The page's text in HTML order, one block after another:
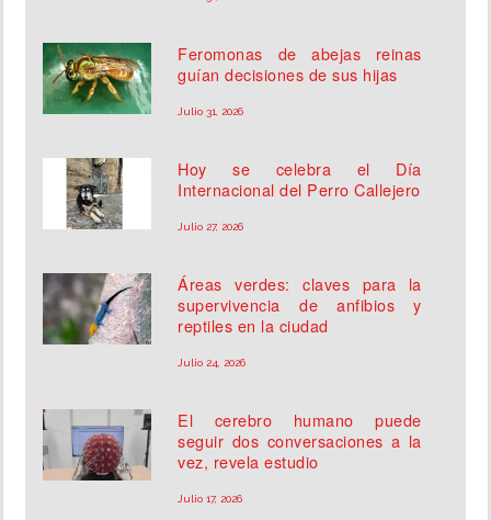
Feromonas de abejas reinas
guían decisiones de sus hijas
Julio 31, 2026
Hoy se celebra el Día
Internacional del Perro Callejero
Julio 27, 2026
Áreas verdes: claves para la
supervivencia de anfibios y
reptiles en la ciudad
Julio 24, 2026
El cerebro humano puede
seguir dos conversaciones a la
vez, revela estudio
Julio 17, 2026